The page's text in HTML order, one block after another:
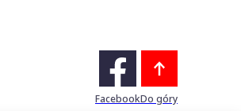
FacebookDo góry